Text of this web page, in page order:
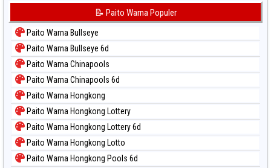
📝 Paito Warna Populer
Paito Warna Bullseye
Paito Warna Bullseye 6d
Paito Warna Chinapools
Paito Warna Chinapools 6d
Paito Warna Hongkong
Paito Warna Hongkong Lottery
Paito Warna Hongkong Lottery 6d
Paito Warna Hongkong Lotto
Paito Warna Hongkong Pools 6d